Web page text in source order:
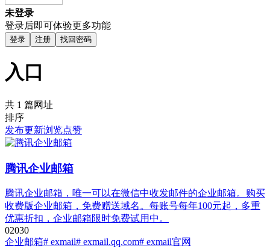
未登录
登录后即可体验更多功能
登录 注册 找回密码
入口
共 1 篇网址
排序
发布更新浏览点赞
腾讯企业邮箱
腾讯企业邮箱，唯一可以在微信中收发邮件的企业邮箱。购买
收费版企业邮箱，免费赠送域名。每账号每年100元起，多重
优惠折扣，企业邮箱限时免费试用中。
02030
企业邮箱# exmail# exmail.qq.com# exmail官网